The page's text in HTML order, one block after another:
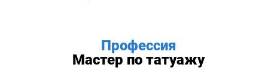
Профессия
Мастер по татуажу